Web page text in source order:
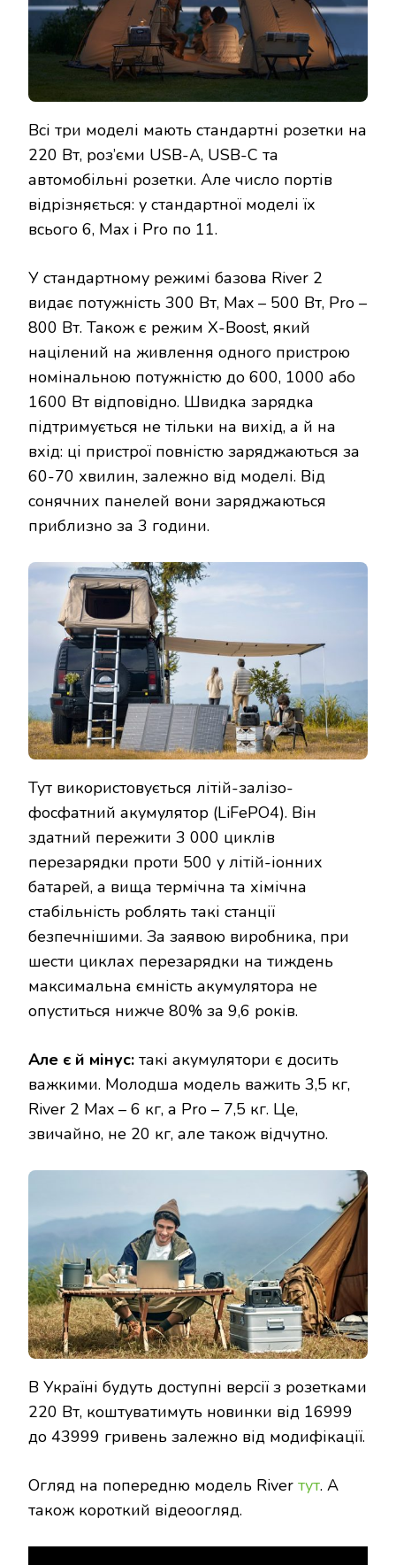
Всі три моделі мають стандартні розетки на
220 Вт, роз’єми USB-A, USB-C та
автомобільні розетки. Але число портів
відрізняється: у стандартної моделі їх
всього 6, Max і Pro по 11.
У стандартному режимі базова River 2
видає потужність 300 Вт, Max – 500 Вт, Pro –
800 Вт. Також є режим X-Boost, який
націлений на живлення одного пристрою
номінальною потужністю до 600, 1000 або
1600 Вт відповідно. Швидка зарядка
підтримується не тільки на вихід, а й на
вхід: ці пристрої повністю заряджаються за
60-70 хвилин, залежно від моделі. Від
сонячних панелей вони заряджаються
приблизно за 3 години.
Тут використовується літій-залізо-
фосфатний акумулятор (LiFePO4). Він
здатний пережити 3 000 циклів
перезарядки проти 500 у літій-іонних
батарей, а вища термічна та хімічна
стабільність роблять такі станції
безпечнішими. За заявою виробника, при
шести циклах перезарядки на тиждень
максимальна ємність акумулятора не
опуститься нижче 80% за 9,6 років.
Але є й мінус: такі акумулятори є досить
важкими. Молодша модель важить 3,5 кг,
River 2 Max – 6 кг, а Pro – 7,5 кг. Це,
звичайно, не 20 кг, але також відчутно.
В Україні будуть доступні версії з розетками
220 Вт, коштуватимуть новинки від 16999
до 43999 гривень залежно від модифікації.
Огляд на попередню модель River тут. А
також короткий відеоогляд.